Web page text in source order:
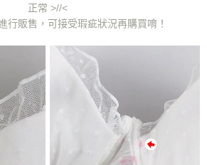
，請瀏覽以下網址：
經同意申辦者引起之損失，本公司不負相關責
」時，將依據個別帳號之用戶狀況，依本公司即
；若仍有額度不足之情形，本公司將視審查結果
或使用他人資訊註冊。若發現惡意使用之情形，
權停止該用戶之使用額度並採取法律行動。
正常 >//<
行販售，可接受瑕疵狀況再購買唷！